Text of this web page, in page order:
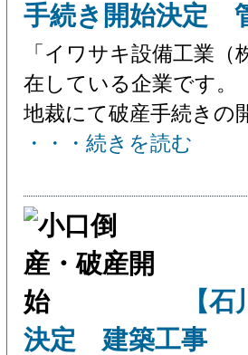
手続き開始決定
「イワサキ設備工業
在している企業です。
地裁にて破産手続きの
・・・続きを読む
【
決定 建築工事